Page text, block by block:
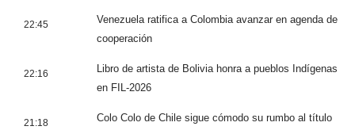
22:45
Venezuela ratifica a Colombia avanzar en agenda de
cooperación
22:16
Libro de artista de Bolivia honra a pueblos Indígenas
en FIL-2026
21:18
Colo Colo de Chile sigue cómodo su rumbo al título